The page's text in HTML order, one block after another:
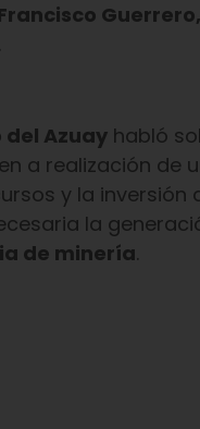
Guerrero,
Azuayhabló
a realización de
y la inversión
la
de minería.